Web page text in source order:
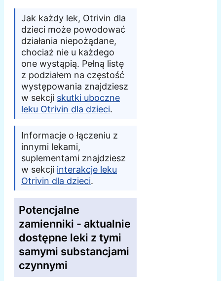
Jak każdy lek, Otrivin dla
dzieci może powodować
działania niepożądane,
chociaż nie u każdego
one wystąpią. Pełną listę
z podziałem na częstość
występowania znajdziesz
w sekcji skutki uboczne
leku Otrivin dla dzieci.
Informacje o łączeniu z
innymi lekami,
suplementami znajdziesz
w sekcji interakcje leku
Otrivin dla dzieci.
Potencjalne
zamienniki - aktualnie
dostępne leki z tymi
samymi substancjami
czynnymi